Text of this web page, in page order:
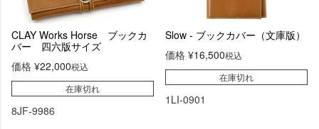
CLAY Works Horse ブックカ
バー 四六版サイズ
価格 ¥22,000税込
在庫切れ
8JF-9986
Slow - ブックカバー（文庫版）
価格 ¥16,500税込
在庫切れ
1LI-0901